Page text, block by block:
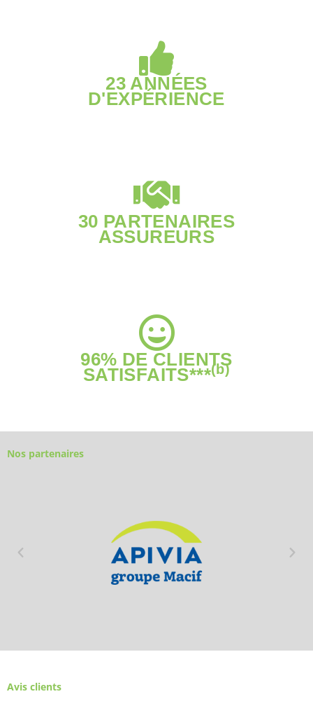
23 ANNÉES
D'EXPÉRIENCE
30 PARTENAIRES
ASSUREURS
96% DE CLIENTS
SATISFAITS***(b)
Nos partenaires
Avis clients